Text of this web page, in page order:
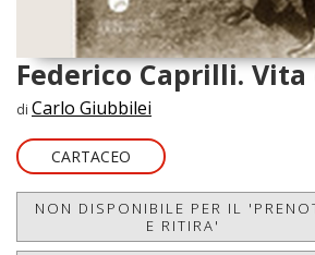
Federico Caprilli.
di Carlo Giubbilei
CARTACEO
NON DISPONIBILE PER IL
E RITIRA'